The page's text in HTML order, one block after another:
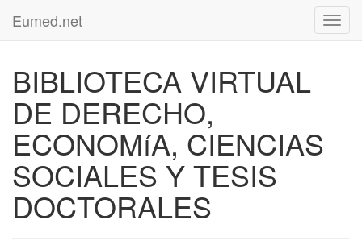
Eumed.net
BIBLIOTECA VIRTUAL
DE DERECHO,
ECONOMíA, CIENCIAS
SOCIALES Y TESIS
DOCTORALES